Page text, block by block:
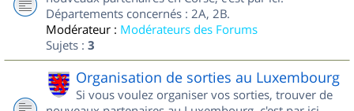
Départements concernés : 2A, 2B.
Modérateur : Modérateurs des Forums
Sujets : 3
Organisation de sorties au Luxembourg
Si vous voulez organiser vos sorties, trouver de